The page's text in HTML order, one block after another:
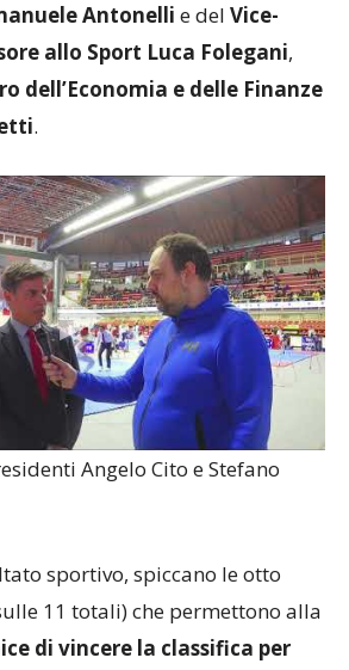
Antonelli e del Vice-
allo Sport Luca Folegani,
dell’Economia e delle Finanze
.
Angelo Cito e Stefano
sportivo, spiccano le otto
11 totali) che permettono alla
di vincere la classifica per